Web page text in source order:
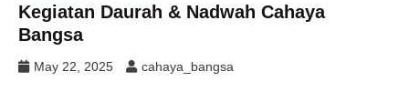
Kegiatan Daurah & Nadwah Cahaya
Bangsa
May 22, 2025 cahaya_bangsa